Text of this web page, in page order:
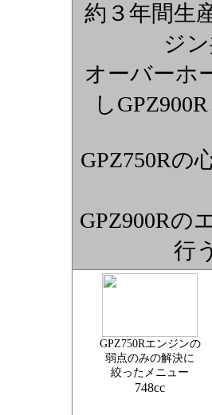
約３年間生
ジ
オーバーホ
し
GPZ750Rの
GPZ900Rの
行
GPZ750Rエンジンの
弱点のみの解決に
絞ったメニュー
748cc